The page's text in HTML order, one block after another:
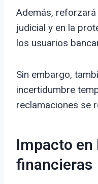
Además,
judicial y en la
los usuarios
Sin embargo,
incertidumbre
reclamaciones se
Impacto
financieras